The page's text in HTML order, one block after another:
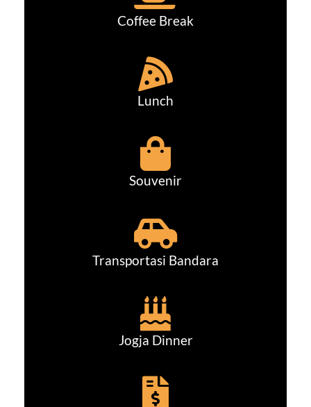
Coffee Break
Lunch
Souvenir
Transportasi Bandara
Jogja Dinner